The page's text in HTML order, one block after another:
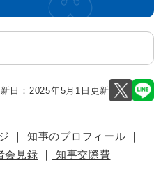
日：2025年5月1日更新
｜ 知事のプロフィール ｜
会見録 ｜ 知事交際費